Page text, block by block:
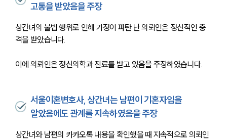
고통을 받았음을 주장
상간녀의 불법 행위로 인해 가정이 파탄 난 의뢰인은 정신적인 충
격을 받았습니다.
이에 의뢰인은 정신의학과 진료를 받고 있음을 주장하였습니다.
서울이혼변호사, 상간녀는 남편이 기혼자임을
알았음에도 관계를 지속하였음을 주장
상간녀와 남편의 카카오톡 내용을 확인했을 때 지속적으로 의뢰인